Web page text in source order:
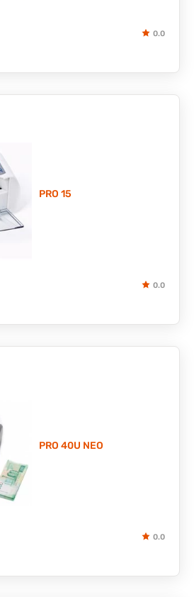
0.0
PRO 15
0.0
PRO 40U NEO
0.0